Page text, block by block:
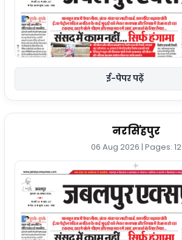
ई-पेपर पढ़ें
नरसिंहपुर
06 Aug 2026 | Pages: 12